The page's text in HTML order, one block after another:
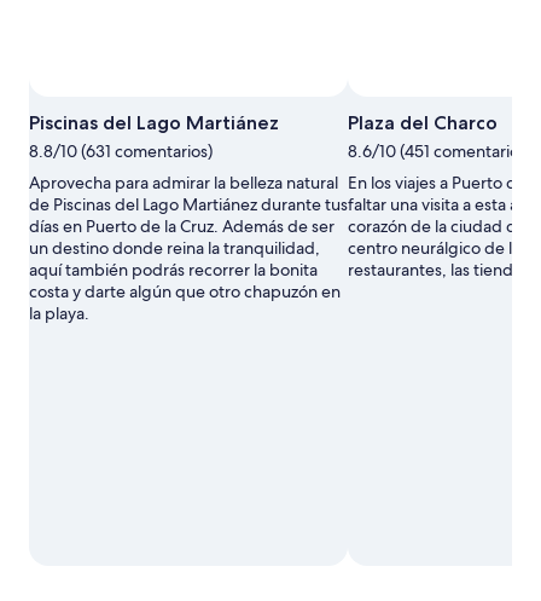
Piscinas del Lago Martiánez
8.8/10 (631 comentarios)
Aprovecha para admirar la belleza natural
de Piscinas del Lago Martiánez durante tus
días en Puerto de la Cruz. Además de ser
un destino donde reina la tranquilidad,
aquí también podrás recorrer la bonita
costa y darte algún que otro chapuzón en
la playa.
Plaza del Charco
8.6/10 (451 comentarios)
En los viajes a Puerto de
faltar una visita a esta
corazón de la ciudad
centro neurálgico de los
restaurantes, las tiendas